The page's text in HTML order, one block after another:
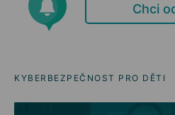
Chci
KYBERBEZPEČNOST PRO DĚTI